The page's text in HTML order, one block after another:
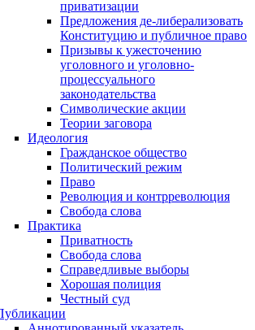
приватизации
Предложения де-либерализовать
Конституцию и публичное право
Призывы к ужесточению
уголовного и уголовно-
процессуального
законодательства
Символические акции
Теории заговора
Идеология
Гражданское общество
Политический режим
Право
Революция и контрреволюция
Свобода слова
Практика
Приватность
Свобода слова
Справедливые выборы
Хорошая полиция
Честный суд